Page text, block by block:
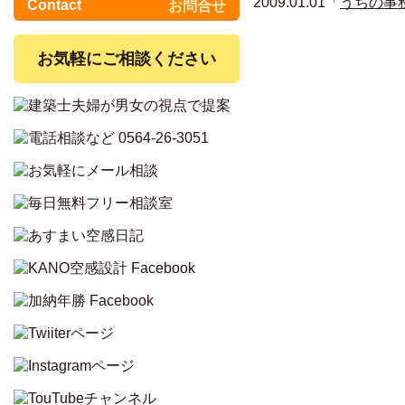
Contact
お問合せ
お気軽にご相談ください